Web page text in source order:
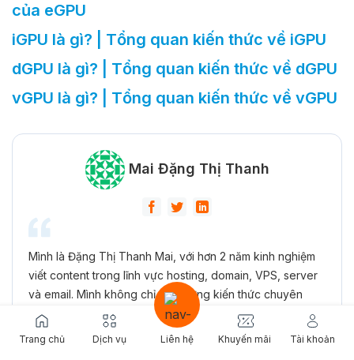
của eGPU
iGPU là gì? | Tổng quan kiến thức về iGPU
dGPU là gì? | Tổng quan kiến thức về dGPU
vGPU là gì? | Tổng quan kiến thức về vGPU
Mai Đặng Thị Thanh
Mình là Đặng Thị Thanh Mai, với hơn 2 năm kinh nghiệm
viết contenttrong lĩnh vực hosting, domain, VPS, server
và email. Mình không chỉ nắm vững kiến thức chuyên
môn mà còn trải qua thực tiễn, mang đến góc nhìn
đáng
tin cậy cho người đọc
. Khả năng phân tích, đánh giá và
Trang chủ Dịch vụ Liên hệ Khuyến mãi Tài khoản